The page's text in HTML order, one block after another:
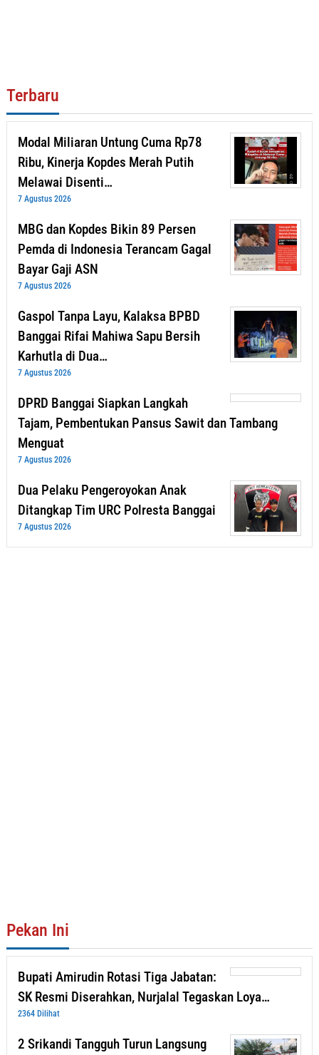
Terbaru
Modal Miliaran Untung Cuma Rp78
Ribu, Kinerja Kopdes Merah Putih
Melawai Disenti…
7 Agustus 2026
MBG dan Kopdes Bikin 89 Persen
Pemda di Indonesia Terancam Gagal
Bayar Gaji ASN
7 Agustus 2026
Gaspol Tanpa Layu, Kalaksa BPBD
Banggai Rifai Mahiwa Sapu Bersih
Karhutla di Dua…
7 Agustus 2026
DPRD Banggai Siapkan Langkah
Tajam, Pembentukan Pansus Sawit dan Tambang
Menguat
7 Agustus 2026
Dua Pelaku Pengeroyokan Anak
Ditangkap Tim URC Polresta Banggai
7 Agustus 2026
Pekan Ini
Bupati Amirudin Rotasi Tiga Jabatan:
SK Resmi Diserahkan, Nurjalal Tegaskan Loya…
2364 Dilihat
2 Srikandi Tangguh Turun Langsung